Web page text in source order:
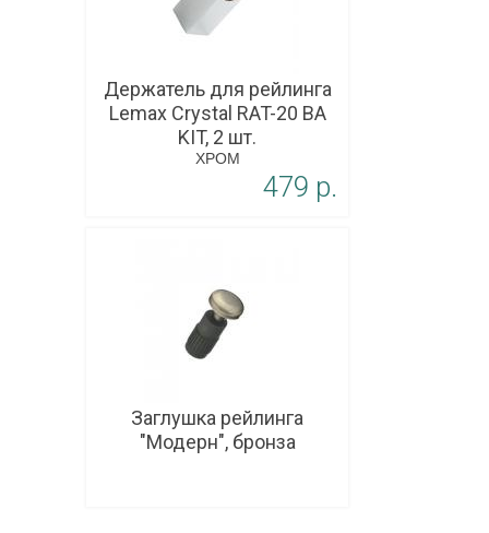
Держатель для рейлинга
Lemax Crystal RAT-20 BA
KIT, 2 шт.
ХРОМ
479 p.
Заглушка рейлинга
"Модерн", бронза